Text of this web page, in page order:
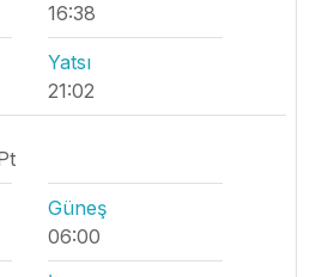
16:38
Yatsı
21:02
Güneş
06:00